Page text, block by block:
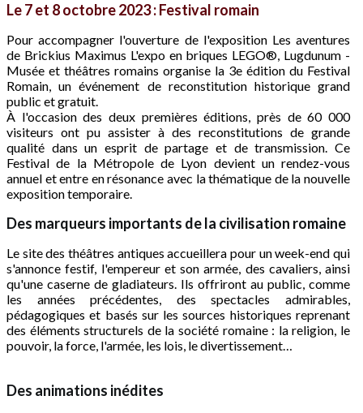
Le 7 et 8 octobre 2023 : Festival romain
Pour accompagner l'ouverture de l'exposition Les aventures
de Brickius Maximus L'expo en briques LEGO®, Lugdunum -
Musée et théâtres romains organise la 3e édition du Festival
Romain, un événement de reconstitution historique grand
public et gratuit.
À l'occasion des deux premières éditions, près de 60 000
visiteurs ont pu assister à des reconstitutions de grande
qualité dans un esprit de partage et de transmission. Ce
Festival de la Métropole de Lyon devient un rendez-vous
annuel et entre en résonance avec la thématique de la nouvelle
exposition temporaire.
Des marqueurs importants de la civilisation romaine
Le site des théâtres antiques accueillera pour un week-end qui
s'annonce festif, l'empereur et son armée, des cavaliers, ainsi
qu'une caserne de gladiateurs. Ils offriront au public, comme
les années précédentes, des spectacles admirables,
pédagogiques et basés sur les sources historiques reprenant
des éléments structurels de la société romaine : la religion, le
pouvoir, la force, l'armée, les lois, le divertissement…
Des animations inédites